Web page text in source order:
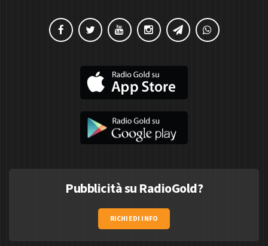
Pubblicità su RadioGold?
RICHIEDI INFO